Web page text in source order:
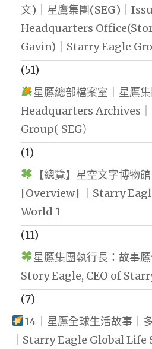
文)｜星鷹集團(SEG)｜
Headquarters
Gavin)｜Starry Eagle
(51)
星鷹總部檔案室｜星鷹
Headquarters Archives
Group( SEG）
(1)
【總覽】星空文字博物
[Overview] ｜Starry
World 1
(11)
星鷹集團執行長：故事
Story Eagle, CEO of
(7)
14｜星鷹全球生活故事｜
｜Starry Eagle Global Life